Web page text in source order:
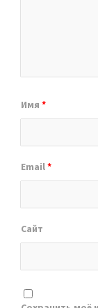
Имя *
Email*
Сайт